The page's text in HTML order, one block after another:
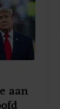
aan